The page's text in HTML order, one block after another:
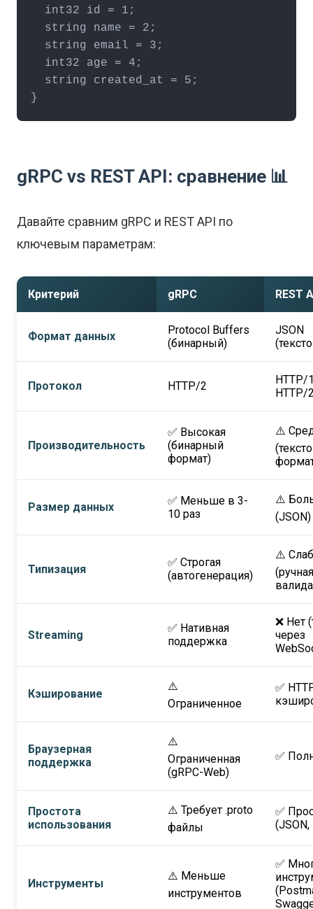
  int32 id = 1;
  string name = 2;
  string email = 3;
  int32 age = 4;
  string created_at = 5;
}
gRPC vs REST API: сравнение 📊
Давайте сравним gRPC и REST API по
ключевым параметрам:
Критерий gRPC REST
Формат данных
Protocol Buffers
(бинарный)
JSON
Протокол HTTP/2
HTTP/
HTTP/
Производительность
✅ Высокая
(бинарный
формат)
⚠️
Размер данных
✅ Меньше в 3-
10 раз
⚠️
(JSON)
Типизация
✅ Строгая
(автогенерация)
⚠️
(ручная
Streaming
✅ Нативная
поддержка
❌ Нет
через
Кэширование
⚠️
Ограниченное
✅
Браузерная
поддержка
⚠️
Ограниченная
(gRPC-Web)
✅
Простота
использования
⚠️ Требует .proto
файлы
✅
(JSON,
Инструменты
⚠️ Меньше
инструментов
✅